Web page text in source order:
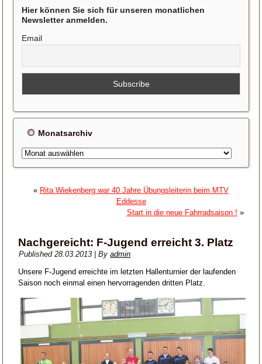
Hier können Sie sich für unseren monatlichen
Newsletter anmelden.
Email
Monatsarchiv
Monatsarchiv
« Rita Wiekenberg war 40 Jahre Übungsleiterin beim MTV
Eddesse
Start in die neue Fahrradsaison ! »
Nachgereicht: F-Jugend erreicht 3. Platz
Published 28.03.2013 |By admin
Unsere F-Jugend erreichte im letzten Hallenturnier der laufenden
Saison noch einmal einen hervorragenden dritten Platz.